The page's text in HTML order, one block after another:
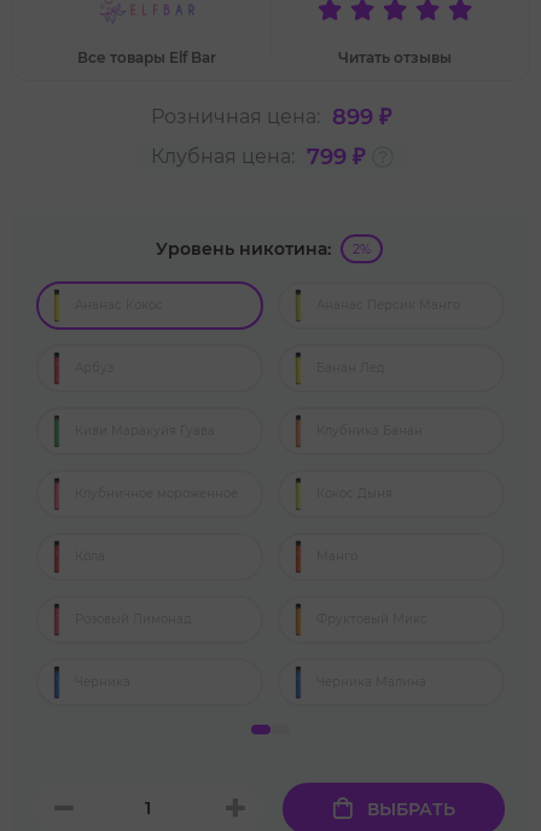
Все товары Elf Bar Читать отзывы
Розничная цена: 899 ₽
Клубная цена: 799 ₽
Уровень никотина: 2%
ВЫБРАТЬ